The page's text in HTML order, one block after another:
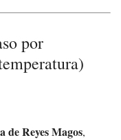
por
de Reyes Magos,